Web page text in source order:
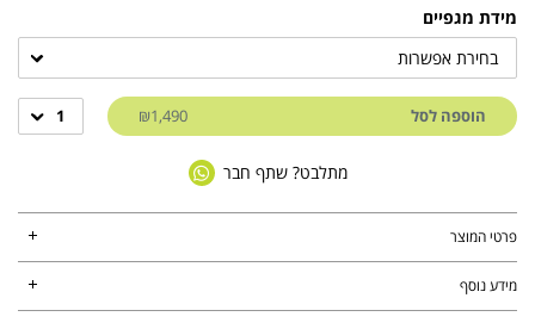
מידת מגפיים
בחירת אפשרות
הוספה לסל ₪1,490
1
מתלבט? שתף חבר
פרטי המוצר
מידע נוסף